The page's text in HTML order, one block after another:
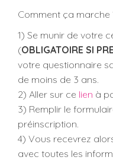
Comment ça marche
1) Se munir de votre
(OBLIGATOIRE SI
votre questionnaire
de moins de 3 ans.
2) Aller sur ce lien à
3) Remplir le
préinscription.
4) Vous recevrez
avec toutes les